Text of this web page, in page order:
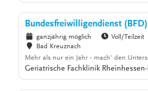
Bundesfreiwilligendienst (BFD)
ganzjährig möglich
Voll/Teilzeit
Bad Kreuznach
Mehr als nur ein Jahr - mach' den
Geriatrische Fachklinik